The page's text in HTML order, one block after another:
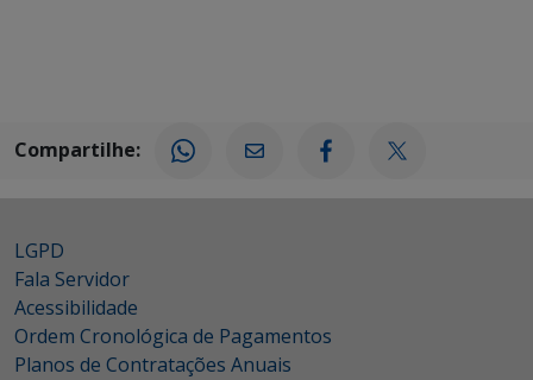
Compartilhe:
LGPD
Fala Servidor
Acessibilidade
Ordem Cronológica de Pagamentos
Planos de Contratações Anuais